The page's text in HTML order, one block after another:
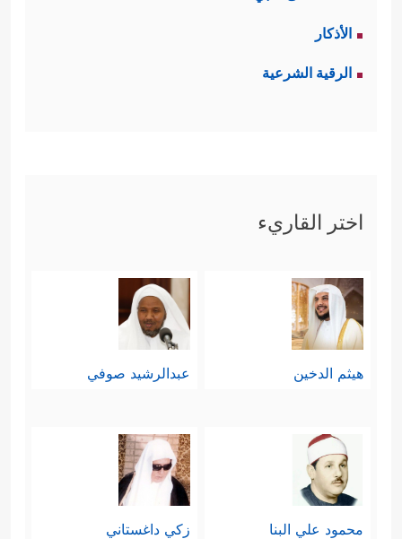
الأذكار
الرقية الشرعية
اختر القاريء
هيثم الدخين عبدالرشيد صوفي
محمود علي البنا زكي داغستاني